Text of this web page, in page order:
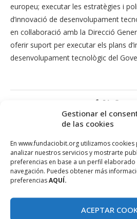
Gestionar el
de las cookies
En www.fundaciobit.org utilizamos
analizar nuestros servicios y mostrarte
preferencias en base a un perfil
navegación. Puedes obtener más
preferenciasAQUÍ.
ACEPTAR
europeu; executar les estratègies i
d’innovació de desenvolupament
en col·laboració amb la Direcció
oferir suport per executar els plans
desenvolupament tecnològic del